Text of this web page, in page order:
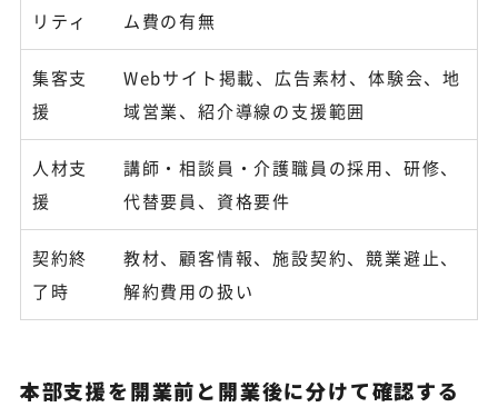
リティ
ム費の有無
集客支
援
Webサイト掲載、広告素材、体験会、地
域営業、紹介導線の支援範囲
人材支
援
講師・相談員・介護職員の採用、研修、
代替要員、資格要件
契約終
了時
教材、顧客情報、施設契約、競業避止、
解約費用の扱い
本部支援を開業前と開業後に分けて確認する